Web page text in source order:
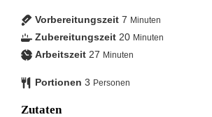
Vorbereitungszeit 7 Minuten
Zubereitungszeit 20 Minuten
Arbeitszeit 27 Minuten
Portionen 3 Personen
Zutaten